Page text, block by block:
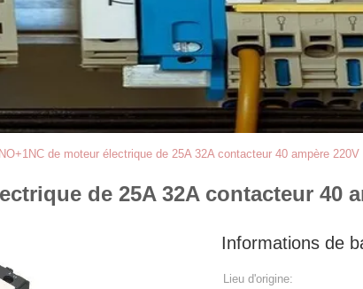
de moteur électrique de 25A 32A contacteur 40 ampère
de 25A 32A contacteur 40
Informations de
Lieu d'origine: